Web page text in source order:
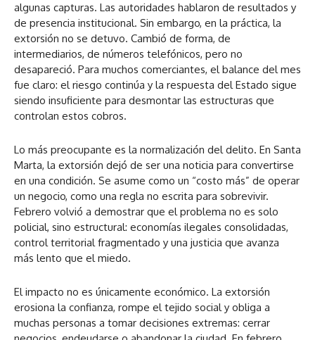
algunas capturas. Las autoridades hablaron de resultados y
de presencia institucional. Sin embargo, en la práctica, la
extorsión no se detuvo. Cambió de forma, de
intermediarios, de números telefónicos, pero no
desapareció. Para muchos comerciantes, el balance del mes
fue claro: el riesgo continúa y la respuesta del Estado sigue
siendo insuficiente para desmontar las estructuras que
controlan estos cobros.
Lo más preocupante es la normalización del delito. En Santa
Marta, la extorsión dejó de ser una noticia para convertirse
en una condición. Se asume como un “costo más” de operar
un negocio, como una regla no escrita para sobrevivir.
Febrero volvió a demostrar que el problema no es solo
policial, sino estructural: economías ilegales consolidadas,
control territorial fragmentado y una justicia que avanza
más lento que el miedo.
El impacto no es únicamente económico. La extorsión
erosiona la confianza, rompe el tejido social y obliga a
muchas personas a tomar decisiones extremas: cerrar